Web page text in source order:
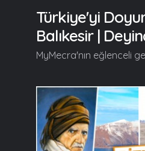
Türkiye'yi
Balıkesir |